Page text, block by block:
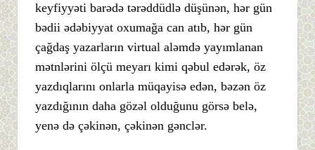
keyfiyyəti barədə tərəddüdlə düşünən, hər gün
bədii ədəbiyyat oxumağa can atıb, hər gün
çağdaş yazarların virtual aləmdə yayımlanan
mətnlərini ölçü meyarı kimi qəbul edərək, öz
yazdıqlarını onlarla müqayisə edən, bəzən öz
yazdığının daha gözəl olduğunu görsə belə,
yenə də çəkinən, çəkinən gənclər.